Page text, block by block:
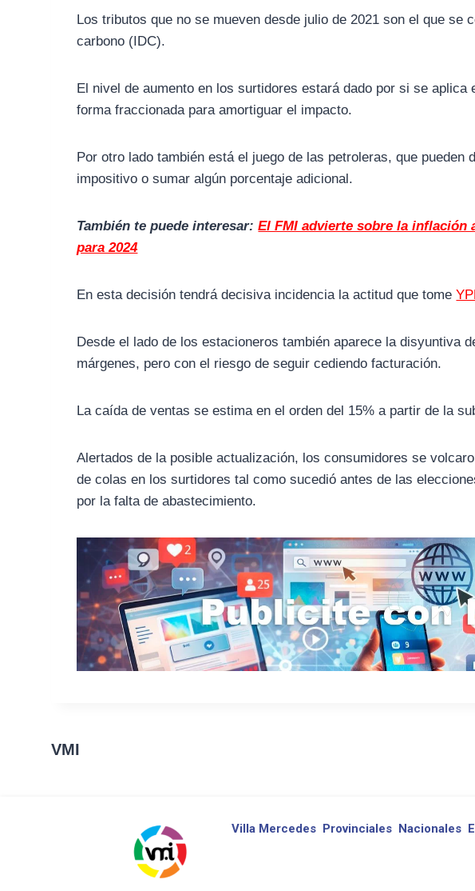
Los tributos que no se mueven desde julio de 2021 son el que se
carbono (IDC).
El nivel de aumento en los surtidores estará dado por si se aplica
forma fraccionada para amortiguar el impacto.
Por otro lado también está el juego de las petroleras, que
impositivo o sumar algún porcentaje adicional.
También te puede interesar:El FMI advierte sobre la inflación
para 2024
En esta decisión tendrá decisiva incidencia la actitud que tome
Desde el lado de los estacioneros también aparece la disyuntiva
márgenes, pero con el riesgo de seguir cediendo facturación.
La caída de ventas se estima en el orden del 15% a partir de la
Alertados de la posible actualización, los consumidores se
de colas en los surtidores tal como sucedió antes de las
por la falta de abastecimiento.
VMI
Villa Mercedes Provinciales Nacionales